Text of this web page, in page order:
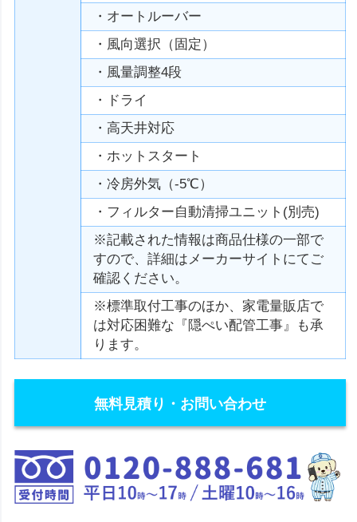
・オートルーバー
・風向選択（固定）
・風量調整4段
・ドライ
・高天井対応
・ホットスタート
・冷房外気（-5℃）
・フィルター自動清掃ユニット(別売)
※記載された情報は商品仕様の一部で
すので、詳細はメーカーサイトにてご
確認ください。
※標準取付工事のほか、家電量販店で
は対応困難な『隠ぺい配管工事』も承
ります。
無料見積り・お問い合わせ